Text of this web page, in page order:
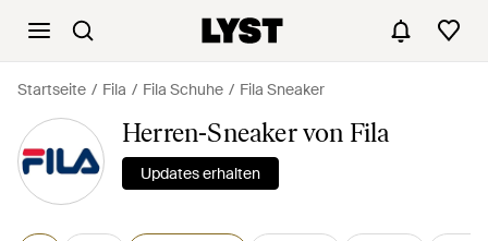
Startseite Fila Fila Schuhe Fila Sneaker
Herren-Sneaker von Fila
Updates erhalten